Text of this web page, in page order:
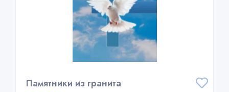
Памятники из гранита